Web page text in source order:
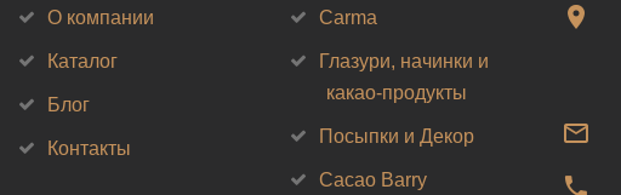
О компании
Каталог
Блог
Контакты
Carma
Глазури, начинки и
какао-продукты
Посыпки и Декор
Cacao Barry